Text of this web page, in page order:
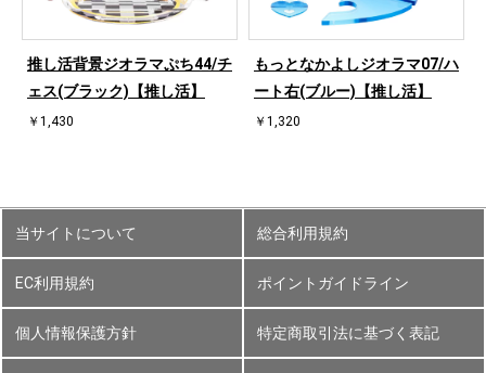
推し活背景ジオラマぷち44/チ
ェス(ブラック)【推し活】
￥1,430
もっとなかよしジオラマ07/ハ
ート右(ブルー)【推し活】
￥1,320
当サイトについて 総合利用規約
EC利用規約 ポイントガイドライン
個人情報保護方針 特定商取引法に基づく表記